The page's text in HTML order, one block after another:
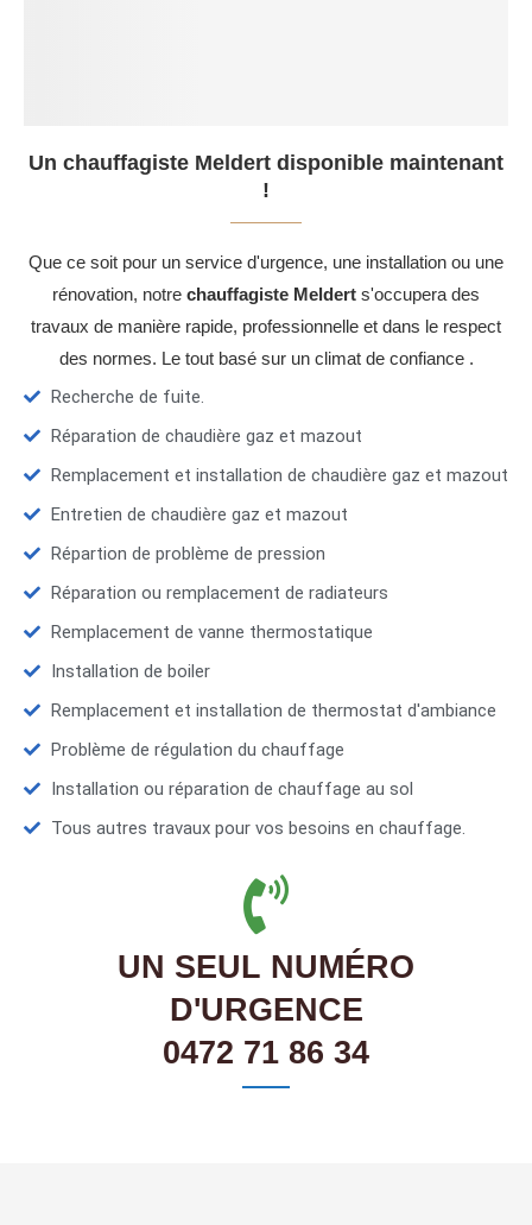
Un chauffagiste Meldert disponible maintenant
!
Que ce soit pour un service d'urgence, une installation ou une
rénovation, notre chauffagiste Meldert s'occupera des
travaux de manière rapide, professionnelle et dans le respect
des normes. Le tout basé sur un climat de confiance .
Recherche de fuite.
Réparation de chaudière gaz et mazout
Remplacement et installation de chaudière gaz et mazout
Entretien de chaudière gaz et mazout
Répartion de problème de pression
Réparation ou remplacement de radiateurs
Remplacement de vanne thermostatique
Installation de boiler
Remplacement et installation de thermostat d'ambiance
Problème de régulation du chauffage
Installation ou réparation de chauffage au sol
Tous autres travaux pour vos besoins en chauffage.
UN SEUL NUMÉRO
D'URGENCE
0472 71 86 34